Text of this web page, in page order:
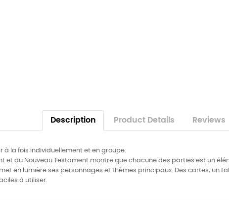
Description Product Details Reviews
à la fois individuellement et en groupe.
et du Nouveau Testament montre que chacune des parties est un
en lumière ses personnages et thèmes principaux. Des cartes, un
à utiliser.